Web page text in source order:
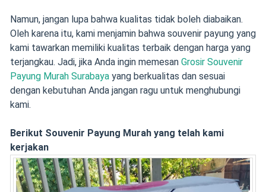
Namun, jangan lupa bahwa kualitas tidak boleh diabaikan.
Oleh karena itu, kami menjamin bahwa souvenir payung yang
kami tawarkan memiliki kualitas terbaik dengan harga yang
terjangkau. Jadi, jika Anda ingin memesan Grosir Souvenir
Payung Murah Surabayayang berkualitas dan sesuai
dengan kebutuhan Anda jangan ragu untuk menghubungi
kami.
Berikut Souvenir Payung Murah yang telah kami
kerjakan